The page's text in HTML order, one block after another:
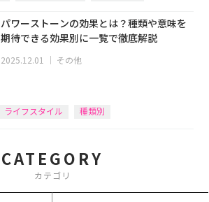
パワーストーンの効果とは？種類や意味を
期待できる効果別に一覧で徹底解説
2025.12.01 ｜ その他
ライフスタイル 種類別
CATEGORY
カテゴリ